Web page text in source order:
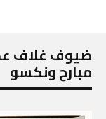
مبارح ونكسو